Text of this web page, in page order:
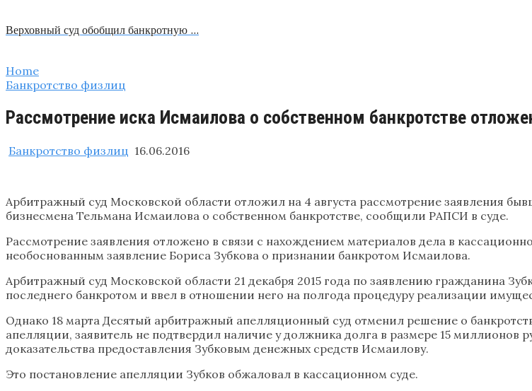
Верховный суд обобщил банкротную …
Home
Банкротство физлиц
Рассмотрение иска Исмаилова о собственном банкротстве
Банкротство физлиц 16.06.2016
Арбитражный суд Московской области отложил на 4 августа рассмотрение заявления
бизнесмена Тельмана Исмаилова о собственном банкротстве, сообщили РАПСИ в суде.
Рассмотрение заявления отложено в связи с нахождением материалов дела в
необоснованным заявление Бориса Зубкова о признании банкротом Исмаилова.
Арбитражный суд Московской области 21 декабря 2015 года по заявлению гражданина
последнего банкротом и ввел в отношении него на полгода процедуру реализации
Однако 18 марта Десятый арбитражный апелляционный суд отменил решение о
апелляции, заявитель не подтвердил наличие у должника долга в размере 15 миллионов
доказательства предоставления Зубковым денежных средств Исмаилову.
Это постановление апелляции Зубков обжаловал в кассационном суде.